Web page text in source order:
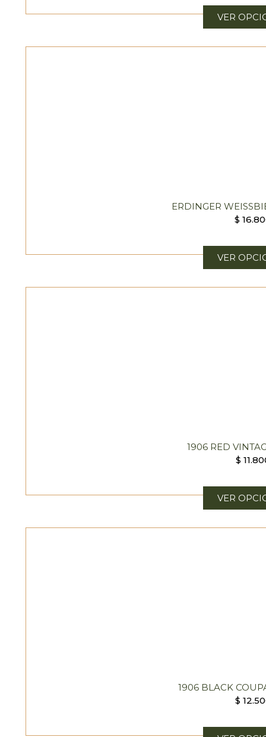
VER
ERDINGER
$
VER
1906 RED
$
VER
1906 BLACK
$